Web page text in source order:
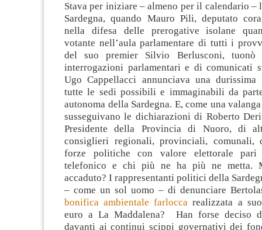
Stava per iniziare – almeno per il calendario –
Sardegna, quando Mauro Pili, deputato
nella difesa delle prerogative isolane
votante nell’aula parlamentare di tutti i
del suo premier Silvio Berlusconi,
interrogazioni parlamentari e di comunicati
Ugo Cappellacci annunciava una
tutte le sedi possibili e immaginabili da
autonoma della Sardegna. E, come una
susseguivano le dichiarazioni di Roberto
Presidente della Provincia di Nuoro, di
consiglieri regionali, provinciali, comunali,
forze politiche con valore elettorale
telefonico e chi più ne ha più ne metta.
accaduto? I rappresentanti politici della
– come un sol uomo – di denunciare
bonifica ambientale farlocca realizzata a
euro a La Maddalena? Han forse deciso
davanti ai continui scippi governativi dei